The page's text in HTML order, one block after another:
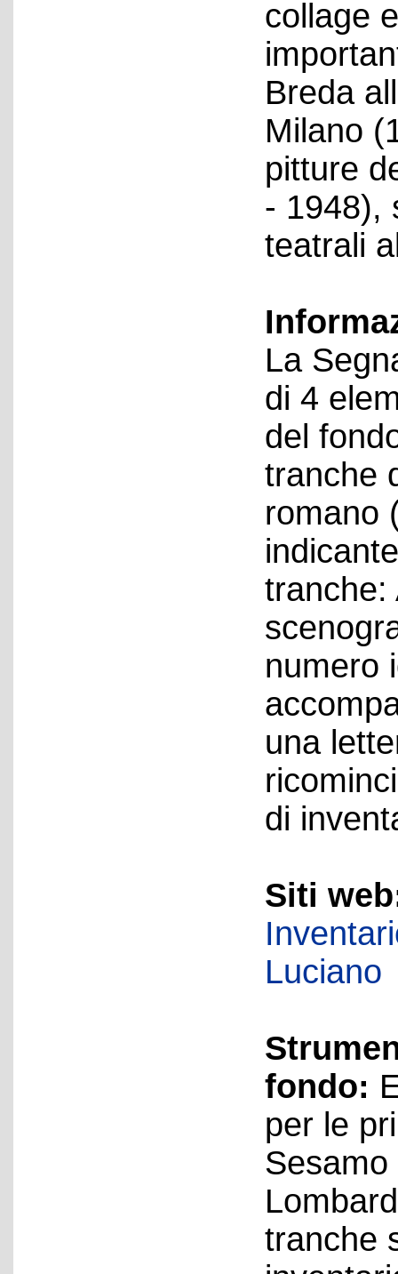
collage
Breda
Milano
pitture
- 1948),
teatrali
La
di 4
del
tranche
romano
tranche:
numero
una
di
Siti
Luciano
fondo:
per le
tranche